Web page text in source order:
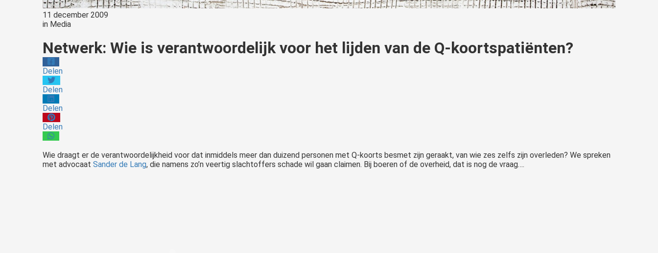
11 december 2009
in Media
Netwerk: Wie is verantwoordelijk voor het lijden van de Q-koortspatiënten?
Delen
Delen
Delen
Delen
Wie draagt er de verantwoordelijkheid voor dat inmiddels meer dan duizend personen met Q-koorts besmet zijn geraakt, van wie zes zelfs zijn overleden? We spreken
met advocaat Sander de Lang, die namens zo’n veertig slachtoffers schade wil gaan claimen. Bij boeren of de overheid, dat is nog de vraag….